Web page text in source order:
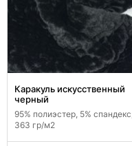
Каракуль искусственный
черный
95% полиэстер, 5%
363 гр/м2